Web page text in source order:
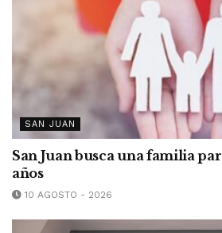
SAN JUAN
San Juan busca una familia
años
10 AGOSTO - 2026